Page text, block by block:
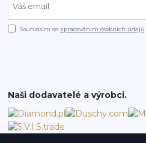
Souhlasím se zpracováním osobních údajů
Naši dodavatelé a výrobci.